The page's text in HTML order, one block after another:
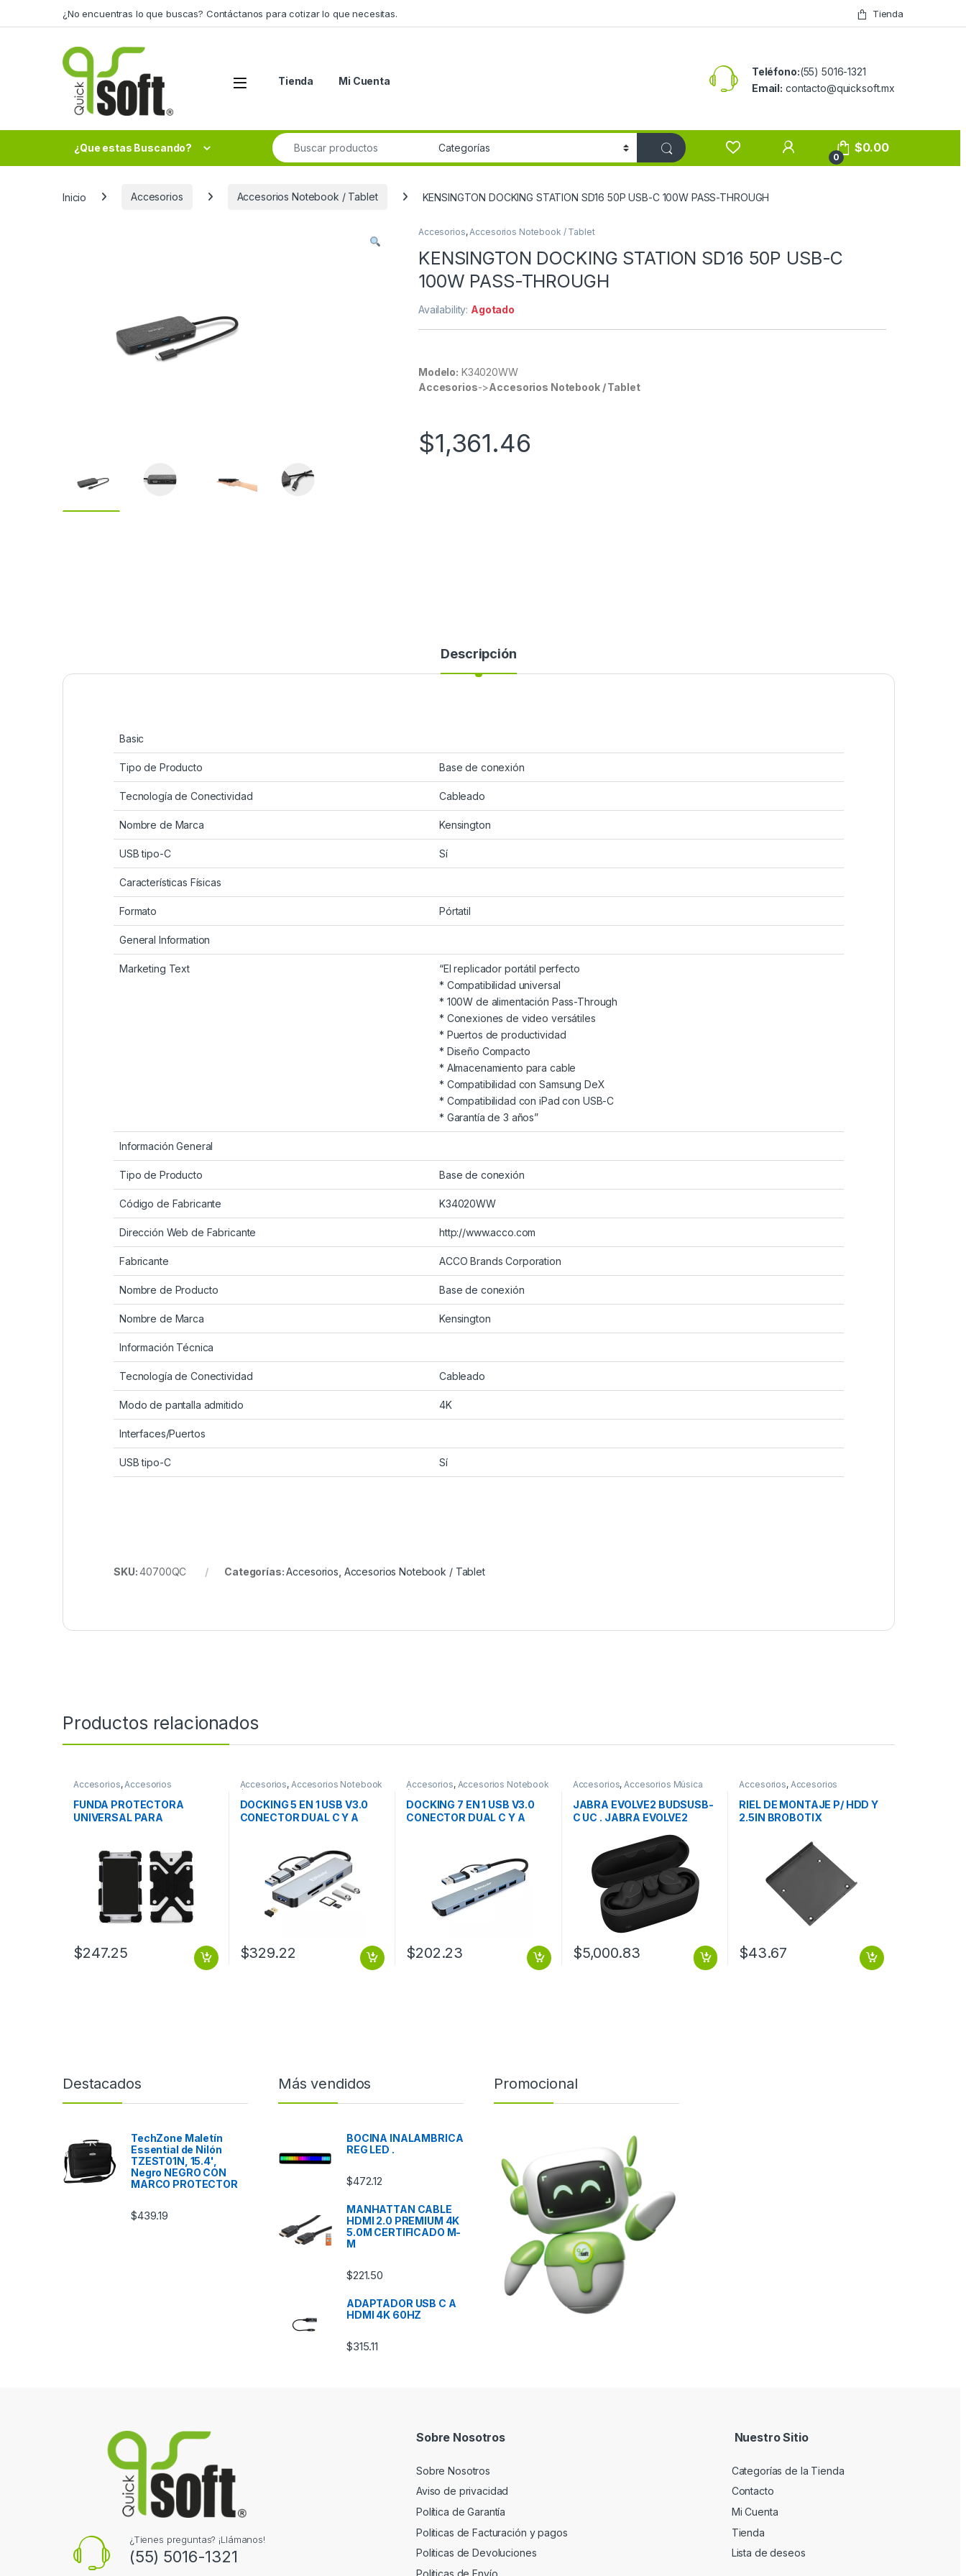
¿No encuentras lo que buscas? Contáctanos para cotizar lo que necesitas. Tienda
Tienda Mi Cuenta
Teléfono:(55) 5016-1321
Email: contacto@quicksoft.mx
¿Que estas Buscando?
Search for:
0
$0.00
Inicio Accesorios Accesorios Notebook / Tablet KENSINGTON DOCKING STATION SD16 50P USB-C 100W PASS-THROUGH
Accesorios,Accesorios Notebook / Tablet
KENSINGTON DOCKING STATION SD16 50P USB-C
100W PASS-THROUGH
Availability: Agotado
Modelo: K34020WW
Accesorios->Accesorios Notebook / Tablet
$1,361.46
Descripción
Basic
Tipo de Producto Base de conexión
Tecnología de Conectividad Cableado
Nombre de Marca Kensington
USB tipo-C Sí
Características Físicas
Formato Pórtatil
General Information
Marketing Text
“El replicador portátil perfecto
* Compatibilidad universal
* 100W de alimentación Pass-Through
* Conexiones de video versátiles
* Puertos de productividad
* Diseño Compacto
* Almacenamiento para cable
* Compatibilidad con Samsung DeX
* Compatibilidad con iPad con USB-C
* Garantía de 3 años”
Información General
Tipo de Producto Base de conexión
Código de Fabricante K34020WW
Dirección Web de Fabricante http://www.acco.com
Fabricante ACCO Brands Corporation
Nombre de Producto Base de conexión
Nombre de Marca Kensington
Información Técnica
Tecnología de Conectividad Cableado
Modo de pantalla admitido 4K
Interfaces/Puertos
USB tipo-C Sí
SKU:40700QC Categorías:Accesorios Accesorios Notebook / Tablet
Productos relacionados
Accesorios,Accesorios
FUNDA PROTECTORA
UNIVERSAL PARA
PROTECTORA UNIVERSAL
PARA TABLETAS DE 8 9 Y 12
DE SILICON NEG
$247.25
Accesorios, Accesorios Notebook
/ Tablet
DOCKING 5 EN 1 USB V3.0
CONECTOR DUAL C Y A
$329.22
Accesorios, Accesorios Notebook
/ Tablet
DOCKING 7 EN 1 USB V3.0
CONECTOR DUAL C Y A
$202.23
Accesorios,Accesorios Música
JABRA EVOLVE2 BUDSUSB-
C UC . JABRA EVOLVE2
$5,000.83
Accesorios, Accesorios
RIEL DE MONTAJE P/ HDD Y
2.5IN BROBOTIX
$43.67
Destacados
TechZone Maletín
Essential de Nilón
TZEST01N, 15.4',
Negro NEGRO CON
MARCO PROTECTOR
$439.19
Más vendidos
BOCINA INALAMBRICA
REG LED .
$472.12
MANHATTAN CABLE
HDMI 2.0 PREMIUM 4K
5.0M CERTIFICADO M-
M
$221.50
ADAPTADOR USB C A
HDMI 4K 60HZ
$315.11
Promocional
¿Tienes preguntas? ¡Llámanos!
(55) 5016-1321
Sobre Nosotros
Sobre Nosotros
Aviso de privacidad
Política de Garantía
Politicas de Facturación y pagos
Politicas de Devoluciones
Politicas de Envío
Nuestro Sitio
Categorías de la Tienda
Contacto
Mi Cuenta
Tienda
Lista de deseos